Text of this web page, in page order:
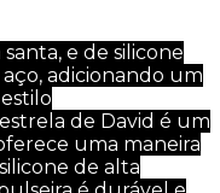
e de silicone
adicionando um
de David é um
uma maneira
de alta